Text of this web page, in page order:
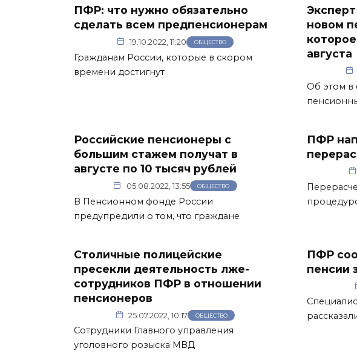
ПФР: что нужно обязательно
сделать всем предпенсионерам
19.10.2022, 11:20 ОБЩЕСТВО
Гражданам России, которые в скором
времени достигнут
новом
августа
Об этом в
Российские пенсионеры с
большим стажем получат в
августе по 10 тысяч рублей
05.08.2022, 13:55 ОБЩЕСТВО
В Пенсионном фонде России
предупредили о том, что граждане
ПФР
Столичные полицейские
пресекли деятельность лже-
сотрудников ПФР в отношении
пенсионеров
25.07.2022, 10:17 ОБЩЕСТВО
Сотрудники Главного управления
уголовного розыска МВД
ПФР
пенсии